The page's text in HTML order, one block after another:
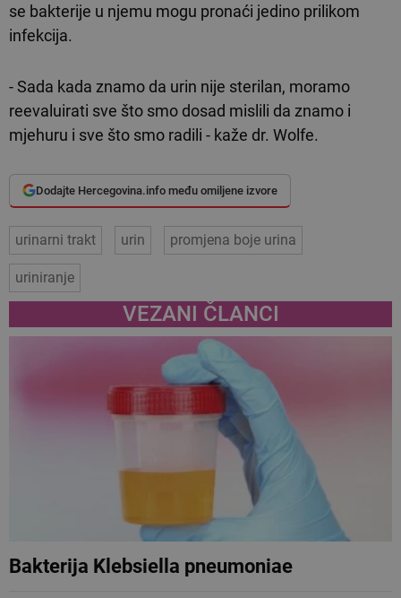
se bakterije u njemu mogu pronaći jedino prilikom
infekcija.
- Sada kada znamo da urin nije sterilan, moramo
reevaluirati sve što smo dosad mislili da znamo i
mjehuru i sve što smo radili - kaže dr. Wolfe.
Dodajte Hercegovina.info među omiljene izvore
urinarni trakt urin promjena boje urina
uriniranje
VEZANI ČLANCI
Bakterija Klebsiella pneumoniae